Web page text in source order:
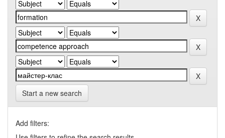
Start a new search
Add filters: